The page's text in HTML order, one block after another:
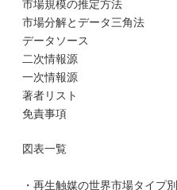
市場規模の推定方法
市場分解とデータ三角法
データソース
二次情報源
一次情報源
著者リスト
免責事項
図表一覧
・再生触媒の世界市場タイプ